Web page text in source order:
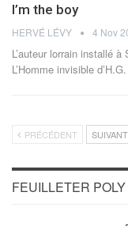
I’m the boy
HERVÉ LÉVY 4 Nov
L’auteur lorrain installé
L’Homme invisible
PRÉCÉDENT SUIVANT
FEUILLETER POLY